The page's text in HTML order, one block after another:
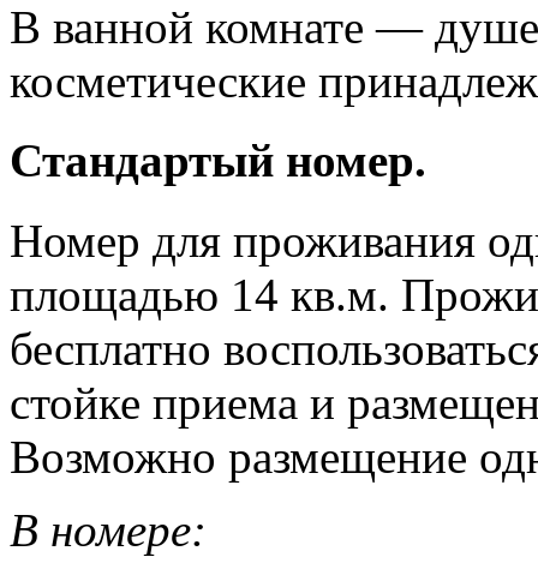
В ванной комнате —
косметические
Стандартый номер.
Номер для проживания
площадью 14 кв.м.
бесплатно
стойке приема и
Возможно размещение
В номере: